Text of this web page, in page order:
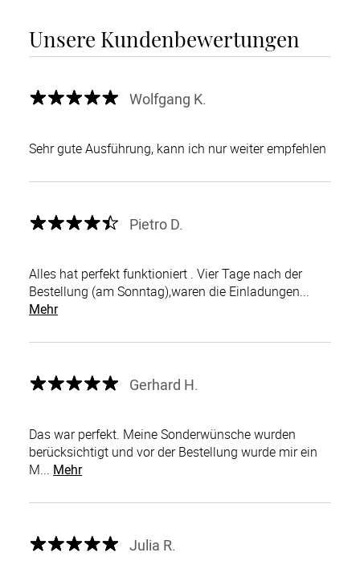
Unsere Kundenbewertungen
Wolfgang K.
Sehr gute Ausführung, kann ich nur weiter empfehlen
Pietro D.
Alles hat perfekt funktioniert . Vier Tage nach der
Bestellung (am Sonntag),waren die Einladungen...
Mehr
Gerhard H.
Das war perfekt. Meine Sonderwünsche wurden
berücksichtigt und vor der Bestellung wurde mir ein
M... Mehr
Julia R.